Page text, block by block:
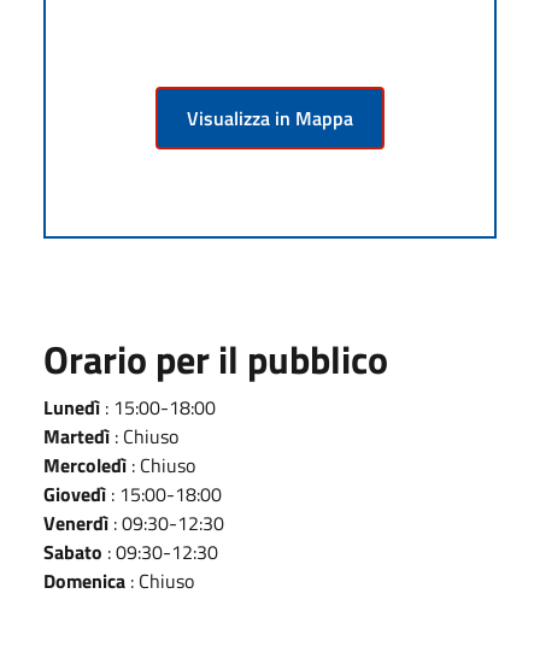
Visualizza in Mappa
Orario per il pubblico
Lunedì : 15:00-18:00
Martedì : Chiuso
Mercoledì : Chiuso
Giovedì : 15:00-18:00
Venerdì : 09:30-12:30
Sabato : 09:30-12:30
Domenica : Chiuso